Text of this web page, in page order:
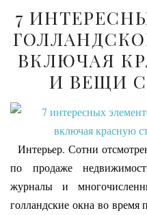
7
ВКЛЮЧАЯ
И ВЕЩИ
Интерьер. Сотни
по продаже
журналы и
голландские окна во время